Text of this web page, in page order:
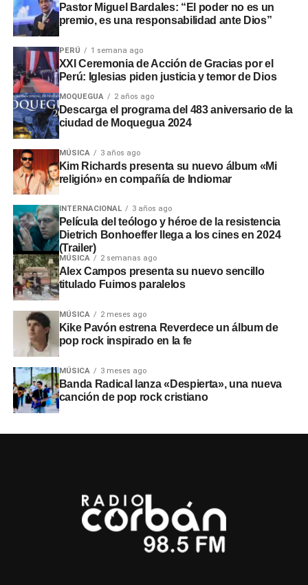
Pastor Miguel Bardales: “El poder no es un
premio, es una responsabilidad ante Dios”
PERÚ 1 semana ago
XXI Ceremonia de Acción de Gracias por el
Perú: Iglesias piden justicia y temor de Dios
MOQUEGUA 2 años ago
Descarga el programa del 483 aniversario de la
ciudad de Moquegua 2024
MÚSICA 3 años ago
Kim Richards presenta su nuevo álbum «Mi
religión» en compañía de Indiomar
INTERNACIONAL 3 años ago
Película del teólogo y héroe de la resistencia
Dietrich Bonhoeffer llega a los cines en 2024
(Trailer)
MÚSICA 2 semanas ago
Alex Campos presenta su nuevo sencillo
titulado Fuimos paralelos
MÚSICA 2 meses ago
Kike Pavón estrena Reverdece un álbum de
pop rock inspirado en la fe
MÚSICA 3 meses ago
Banda Radical lanza «Despierta», una nueva
canción de pop rock cristiano